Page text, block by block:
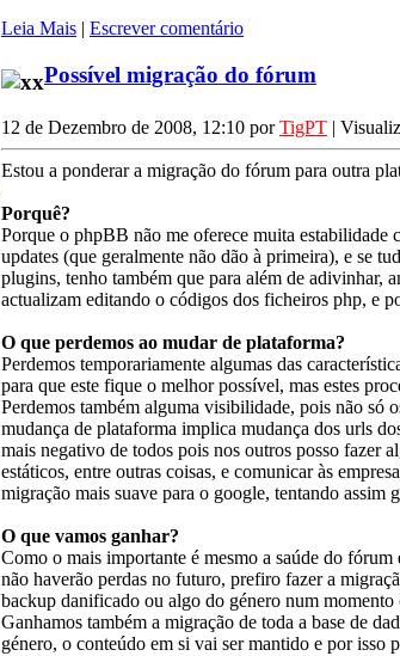
Leia Mais | Escrever comentário
Possível migração do fórum
12 de Dezembro de 2008, 12:10 porTigPT |
Estou a ponderar a migração do fórum para outra
Porquê?
Porque o phpBB não me oferece muita estabilidade
updates (que geralmente não dão à primeira), e se
plugins, tenho também que para além de adivinhar,
actualizam editando o códigos dos ficheiros php, e
O que perdemos ao mudar de plataforma?
Perdemos temporariamente algumas das
para que este fique o melhor possível, mas estes
Perdemos também alguma visibilidade, pois não só
mudança de plataforma implica mudança dos urls
mais negativo de todos pois nos outros posso fazer
estáticos, entre outras coisas, e comunicar às
migração mais suave para o google, tentando assim
O que vamos ganhar?
Como o mais importante é mesmo a saúde do
não haverão perdas no futuro, prefiro fazer a
backup danificado ou algo do género num momento
Ganhamos também a migração de toda a base de
género, o conteúdo em si vai ser mantido e por isso